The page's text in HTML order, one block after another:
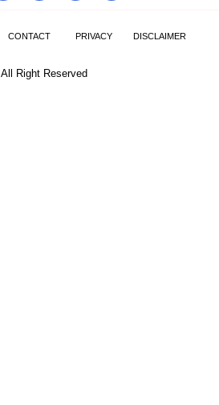
CONTACT PRIVACY DISCLAIMER
All Right Reserved